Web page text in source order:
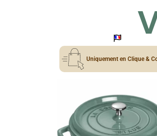
Uniquement en Clique &